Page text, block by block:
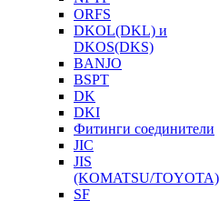
ORFS
DKOL(DKL) и
DKOS(DKS)
BANJO
BSPT
DK
DKI
Фитинги соединители
JIC
JIS
(KOMATSU/TOYOTA)
SF